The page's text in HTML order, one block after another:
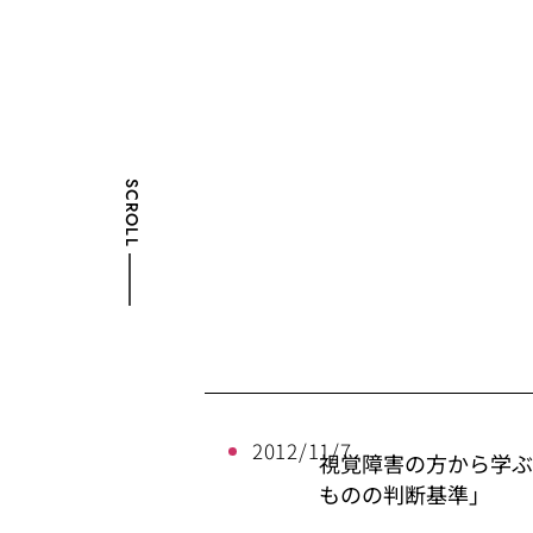
SCROLL
2012/11/7視覚障害の方から学
ものの判断基準」